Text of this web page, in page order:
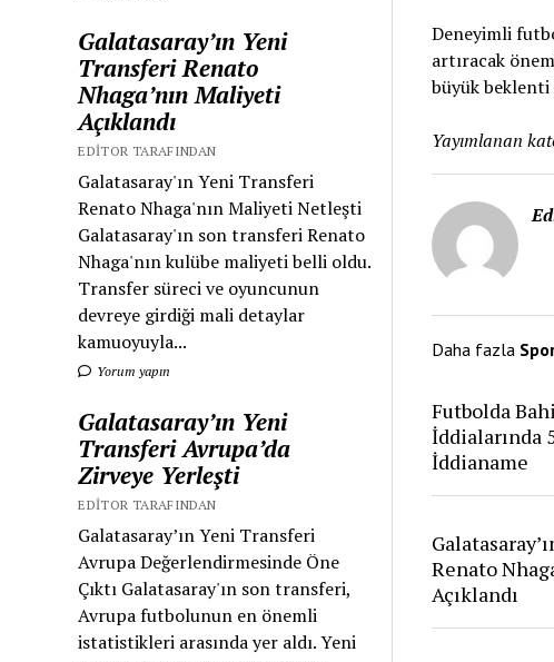
Galatasaray’ın Yeni
Transferi Renato
Nhaga’nın Maliyeti
Açıklandı
EDITOR TARAFINDAN
Galatasaray'ın Yeni Transferi
Renato Nhaga'nın Maliyeti Netleşti
Galatasaray'ın son transferi Renato
Nhaga'nın kulübe maliyeti belli oldu.
Transfer süreci ve oyuncunun
devreye girdiği mali detaylar
kamuoyuyla...
Yorum yapın
Galatasaray’ın Yeni
Transferi Avrupa’da
Zirveye Yerleşti
EDITOR TARAFINDAN
Galatasaray’ın Yeni Transferi
Avrupa Değerlendirmesinde Öne
Çıktı Galatasaray'ın son transferi,
Avrupa futbolunun en önemli
istatistikleri arasında yer aldı. Yeni
Deneyimli
artıracak
büyük beklenti
Yayımlanan
Daha fazla
Futbolda
İddialarında
İddianame
Renato
Açıklandı